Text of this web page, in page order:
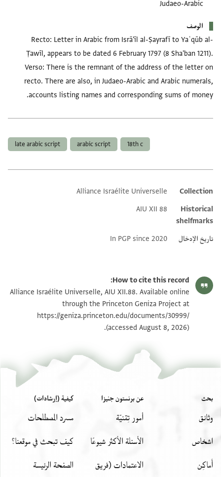
Judaeo-Arabic
الوصف
Recto: Letter in Arabic from Isrā'īl al-Ṣayrafī to Yaʿqūb al-
Ṭawīl, appears to be dated 6 February 1797 (8 Sha'ban 1211).
Verso: There is the remnant of the address of the letter on
recto. There are also, in Judaeo-Arabic and Arabic numerals,
accounts listing names and corresponding sums of money.
18th c
arabic script
late arabic script
Additional metadata
Collection
Alliance Israélite Universelle
Historical
shelfmarks
AIU XII 88
تاريخ الإدخال In PGP since 2020
How to cite this record:
Alliance Israélite Universelle, AIU XII.88. Available online
through the Princeton Geniza Project at
https://geniza.princeton.edu/documents/30999/
(accessed August 8, 2026).
بحث
وثائق
اشخاص
أَماكِن
عن برنستون جنيزا
أمور تِقنيّة
الأسئلة الأكثر شيوعًا
الاعتمادات (فريق
كيفية (إرشادات)
مسرد المصطلحات
كيف تبحث في موقعنا؟
الصفحة الرئيسة